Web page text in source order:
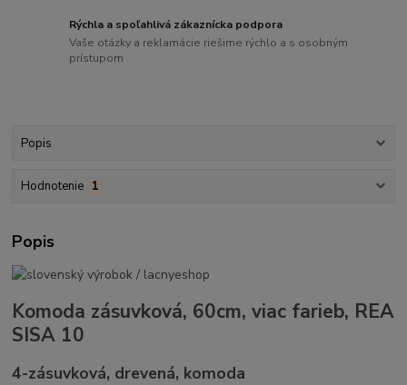
Rýchla a spoľahlivá zákaznícka podpora
Vaše otázky a reklamácie riešime rýchlo a s osobným
prístupom
Popis
Hodnotenie 1
Popis
Komoda zásuvková, 60cm, viac farieb, REA
SISA 10
4-zásuvková, drevená, komoda